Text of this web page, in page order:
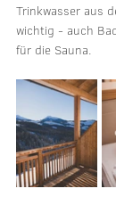
Trinkwasser aus
wichtig - auch
für die Sauna.